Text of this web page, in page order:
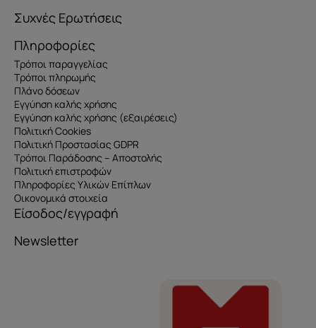
Συχνές Ερωτήσεις
Πληροφορίες
Τρόποι παραγγελίας
Τρόποι πληρωμής
Πλάνο δόσεων
Εγγύηση καλής χρήσης
Εγγύηση καλής χρήσης (εξαιρέσεις)
Πολιτική Cookies
Πολιτική Προστασίας GDPR
Τρόποι Παράδοσης – Αποστολής
Πολιτική επιστροφών
Πληροφορίες Υλικών Επίπλων
Οικονομικά στοιχεία
Είσοδος/εγγραφή
Newsletter